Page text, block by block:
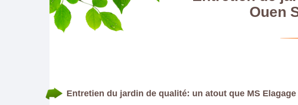
Ouen
Entretien du jardin de qualité: un atout que MS